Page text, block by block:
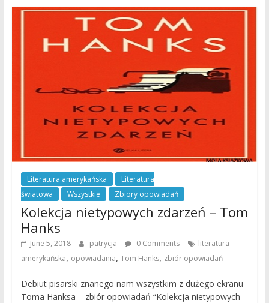
Literatura amerykańska
Literatura
światowa
Wszystkie Zbiory opowiadań
Kolekcja nietypowych zdarzeń – Tom
Hanks
June 5, 2018 patrycja 0 Comments
literatura
amerykańska, opowiadania, Tom Hanks, zbiór opowiadań
Debiut pisarski znanego nam wszystkim z dużego ekranu
Toma Hanksa – zbiór opowiadań “Kolekcja nietypowych